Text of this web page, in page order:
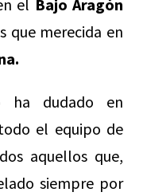
el Bajo Aragón
que merecida en
ha dudado en
el equipo de
aquellos que,
siempre por